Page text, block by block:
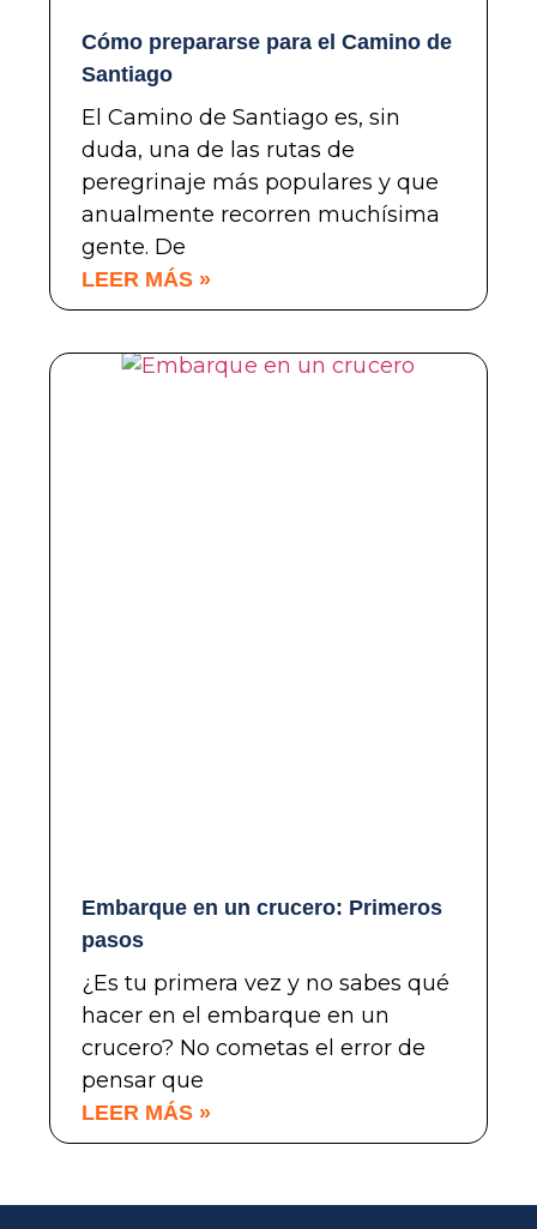
Cómo prepararse para el Camino de
Santiago
El Camino de Santiago es, sin
duda, una de las rutas de
peregrinaje más populares y que
anualmente recorren muchísima
gente. De
LEER MÁS »
Embarque en un crucero: Primeros
pasos
¿Es tu primera vez y no sabes qué
hacer en el embarque en un
crucero? No cometas el error de
pensar que
LEER MÁS »